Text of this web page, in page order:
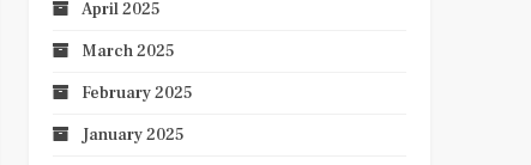
April 2025
March 2025
February 2025
January 2025